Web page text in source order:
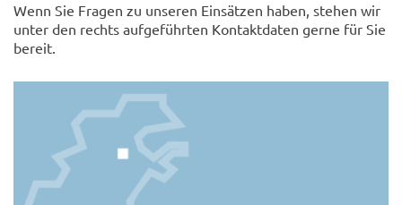
Wenn Sie Fragen zu unseren Einsätzen haben, stehen wir
unter den rechts aufgeführten Kontaktdaten gerne für Sie
bereit.